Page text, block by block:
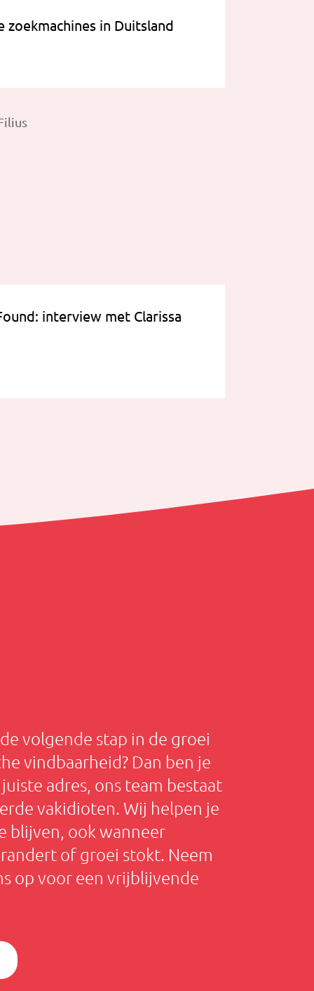
in Duitsland
interview met Clarissa
volgende stap in de groei
vindbaarheid? Dan ben je
adres, ons team bestaat
vakidioten. Wij helpen je
blijven, ook wanneer
of groei stokt. Neem
op voor een vrijblijvende